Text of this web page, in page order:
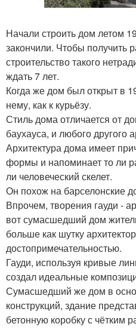
Начали строить дом летом
закончили. Чтобы получить
строительство такого
ждать 7 лет.
Когда же дом был открыт в
нему, как к курьёзу.
Стиль дома отличается от
баухауса, и любого другого
Архитектура дома имеет
формы и напоминает то ли
ли человеческий скелет.
Он похож на барселонские
Впрочем, творения гауди -
вот сумасшедший дом
больше как шутку
достопримечательностью.
Гауди, используя кривые
создал идеальные
Сумасшедший же дом в
конструкций, здание
бетонную коробку с чётким